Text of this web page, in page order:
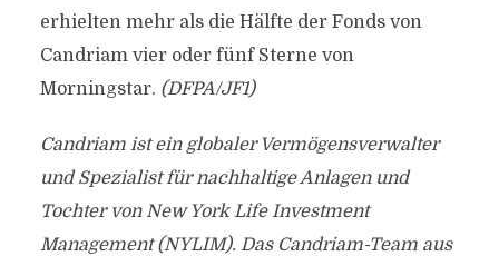
erhielten mehr als die Hälfte der Fonds von
Candriam vier oder fünf Sterne von
Morningstar. (DFPA/JF1)
Candriam ist ein globaler Vermögensverwalter
und Spezialist für nachhaltige Anlagen und
Tochter von New York Life Investment
Management (NYLIM). Das Candriam-Team aus